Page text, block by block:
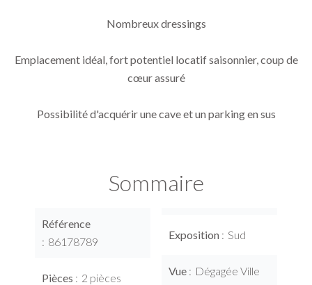
Nombreux dressings
Emplacement idéal, fort potentiel locatif saisonnier, coup de
cœur assuré
Possibilité d'acquérir une cave et un parking en sus
Sommaire
Référence
86178789
Pièces 2 pièces
Exposition Sud
Vue Dégagée Ville